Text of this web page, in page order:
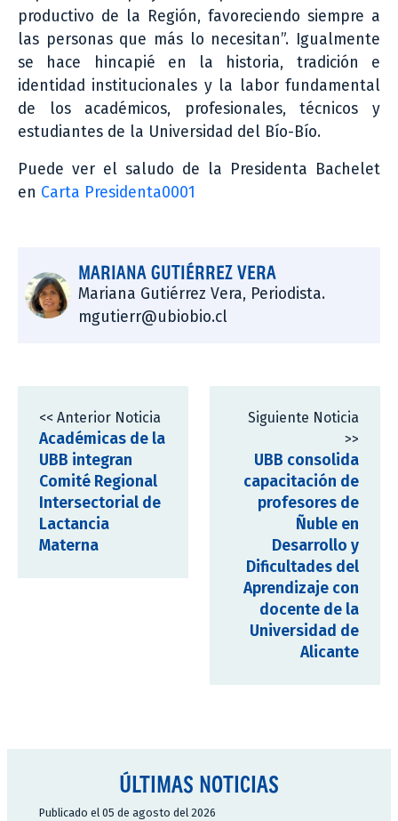
productivo de la Región, favoreciendo siempre a
las personas que más lo necesitan”. Igualmente
se hace hincapié en la historia, tradición e
identidad institucionales y la labor fundamental
de los académicos, profesionales, técnicos y
estudiantes de la Universidad del Bío-Bío.
Puede ver el saludo de la Presidenta Bachelet
en Carta Presidenta0001
MARIANA GUTIÉRREZ VERA
Mariana Gutiérrez Vera, Periodista.
mgutierr@ubiobio.cl
<< Anterior Noticia
Académicas de la
UBB integran
Comité Regional
Intersectorial de
Lactancia
Materna
Siguiente Noticia
>>
UBB consolida
capacitación de
profesores de
Ñuble en
Desarrollo y
Dificultades del
Aprendizaje con
docente de la
Universidad de
Alicante
ÚLTIMAS NOTICIAS
Publicado el 05 de agosto del 2026